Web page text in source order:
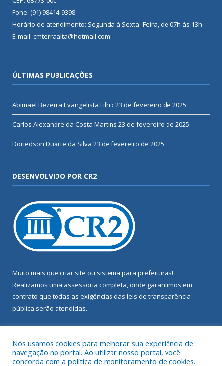
Fone: (91) 98414-9398
Horário de atendimento: Segunda à Sexta- Feira, de 07h às 13h
E-mail: cmterraalta@hotmail.com
ÚLTIMAS PUBLICAÇÕES
Abimael Bezerra Evangelista Filho 23 de fevereiro de 2025
Carlos Alexandre da Costa Martins 23 de fevereiro de 2025
Doriedson Duarte da Silva 23 de fevereiro de 2025
DESENVOLVIDO POR CR2
Muito mais que criar site ou sistema para prefeituras!
Realizamos uma assessoria completa, onde garantimos em
contrato que todas as exigências das leis de transparência
pública serão atendidas.
Nós usamos cookies para melhorar sua experiência de
navegação no portal. Ao utilizar nosso portal, você
concorda com a política de monitoramento de cookies.